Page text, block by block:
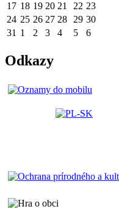
17 18 19 20 21 22 23
24 25 26 27 28 29 30
31 1 2 3 4 5 6
Odkazy